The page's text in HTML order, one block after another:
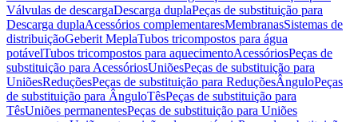
Válvulas de descargaDescarga duplaPeças de substituição para
Descarga duplaAcessórios complementaresMembranasSistemas de
distribuiçãoGeberit MeplaTubos tricompostos para água
potávelTubos tricompostos para aquecimentoAcessóriosPeças de
substituição para AcessóriosUniõesPeças de substituição para
UniõesReduçõesPeças de substituição para ReduçõesÂnguloPeças
de substituição para ÂnguloTêsPeças de substituição para
TêsUniões permanentesPeças de substituição para Uniões